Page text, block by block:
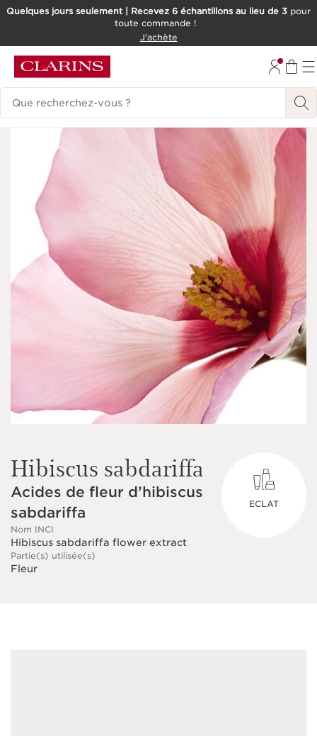
ALLER AU CONTENU
Quelques jours seulement | Recevez 6 échantillons au lieu de 3 pour
toute commande !
J'achète
Historique des recherches
Hibiscus sabdariffa
Acides de fleur d’hibiscus
sabdariffa
Nom INCI
Hibiscus sabdariffa flower extract
Partie(s) utilisée(s)
Fleur
ECLAT